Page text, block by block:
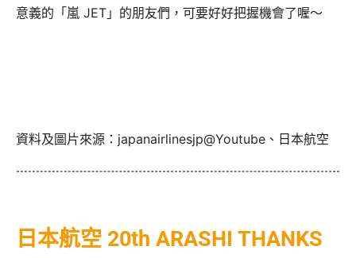
意義的「嵐 JET」的朋友們，可要好好把握機會了喔～
資料及圖片來源：japanairlinesjp@Youtube、日本航空
日本航空 20th ARASHI THANKS